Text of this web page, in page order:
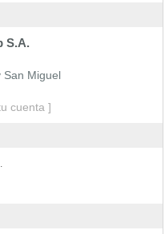
S.A.
San Miguel
cuenta ]